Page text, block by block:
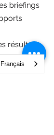
briefings
résultats
Français